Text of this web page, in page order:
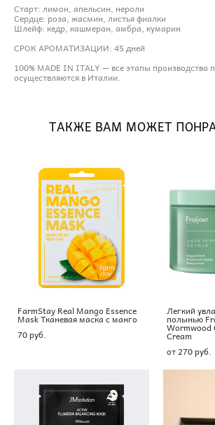
Старт: лимон, апельсин, нероли
Сердце: роза, жасмин, листья фиалки
Шлейф: кедр, кашмеран, амбра, кумарин
СРОК АРОМАТИЗАЦИИ: 45 дней
100% MADE IN ITALY — все этапы производства
осуществляются в Италии.
ТАКЖЕ ВАМ МОЖЕТ
FarmStay Real Mango Essence
Mask Тканевая маска с манго
70 pуб.
Легкий
полынью
Wormwood
Cream
от 270 pуб.